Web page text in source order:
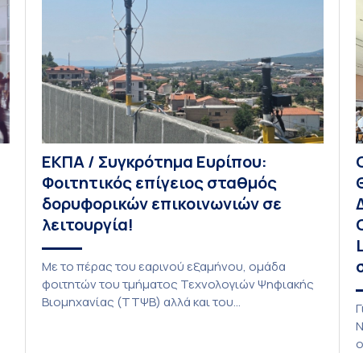
ΕΚΠΑ / Συγκρότημα Ευρίπου:
Φοιτητικός επίγειος σταθμός
δορυφορικών επικοινωνιών σε
λειτουργία!
Με το πέρας του εαρινού εξαμήνου, ομάδα
φοιτητών του τμήματος Τεχνολογιών Ψηφιακής
Βιομηχανίας (ΤΤΨΒ) αλλά και του